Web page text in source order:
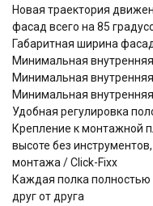
Новая траектория
фасад всего на 85
Габаритная ширина
Минимальная
Минимальная
Минимальная
Удобная регулировка
Крепление к монтажной
высоте без
монтажа / Click-Fixx
Каждая полка полностью
друг от друга